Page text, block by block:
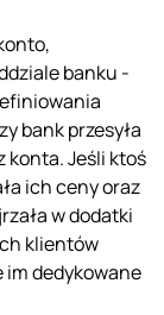
banku -
bank przesyła
konta. Jeśli ktoś
ich ceny oraz
w dodatki
klientów
im dedykowane